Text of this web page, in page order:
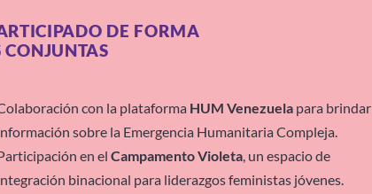
DE FORMA
con la plataforma HUM Venezuela para brindar
sobre la Emergencia Humanitaria Compleja.
en el Campamento Violeta, un espacio de
binacional para liderazgos feministas jóvenes.